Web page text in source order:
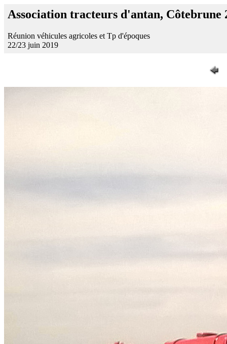
Association tracteurs d'antan, Côtebrune
Réunion véhicules agricoles et Tp d'époques
22/23 juin 2019